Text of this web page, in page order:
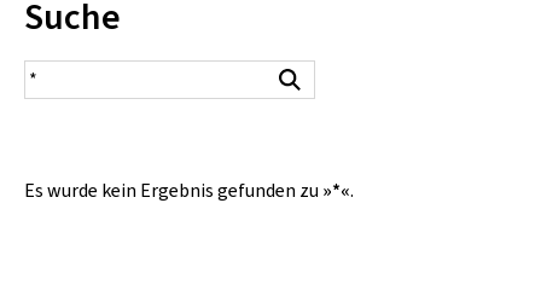
Inhalt:
Suche
Suchergebnis
Es wurde kein Ergebnis gefunden zu »*«.